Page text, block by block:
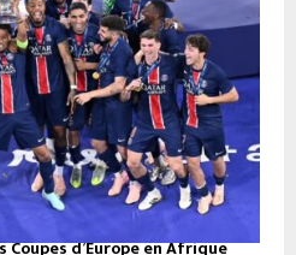
d’Europe en Afrique